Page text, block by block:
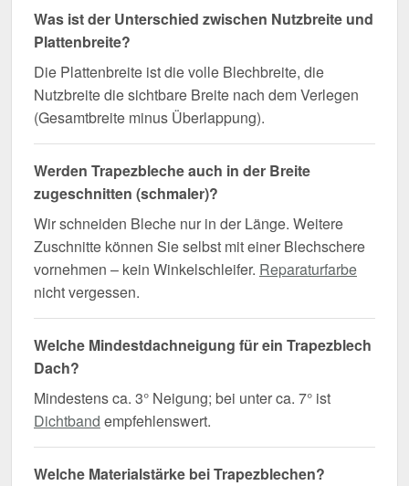
Was ist der Unterschied zwischen Nutzbreite und
Plattenbreite?
Die Plattenbreite ist die volle Blechbreite, die
Nutzbreite die sichtbare Breite nach dem Verlegen
(Gesamtbreite minus Überlappung).
Werden Trapezbleche auch in der Breite
zugeschnitten (schmaler)?
Wir schneiden Bleche nur in der Länge. Weitere
Zuschnitte können Sie selbst mit einer Blechschere
vornehmen – kein Winkelschleifer. Reparaturfarbe
nicht vergessen.
Welche Mindestdachneigung für ein Trapezblech
Dach?
Mindestens ca. 3° Neigung; bei unter ca. 7° ist
Dichtband empfehlenswert.
Welche Materialstärke bei Trapezblechen?